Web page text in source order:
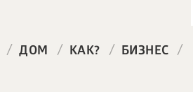
/ ДОМ / КАК? / БИЗНЕС /